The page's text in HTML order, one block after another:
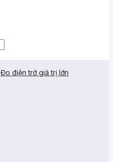
Đo điện trở giá trị lớn